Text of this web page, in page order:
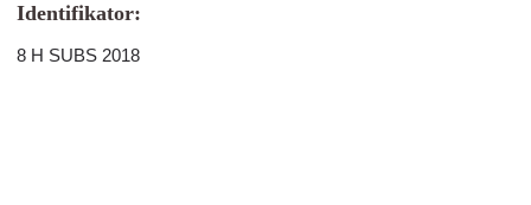
Identifikator:
8 H SUBS 2018